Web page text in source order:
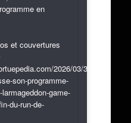
en
et couvertures
2026/03/31/exclusif-
son-programme-
game-
du-run-de-